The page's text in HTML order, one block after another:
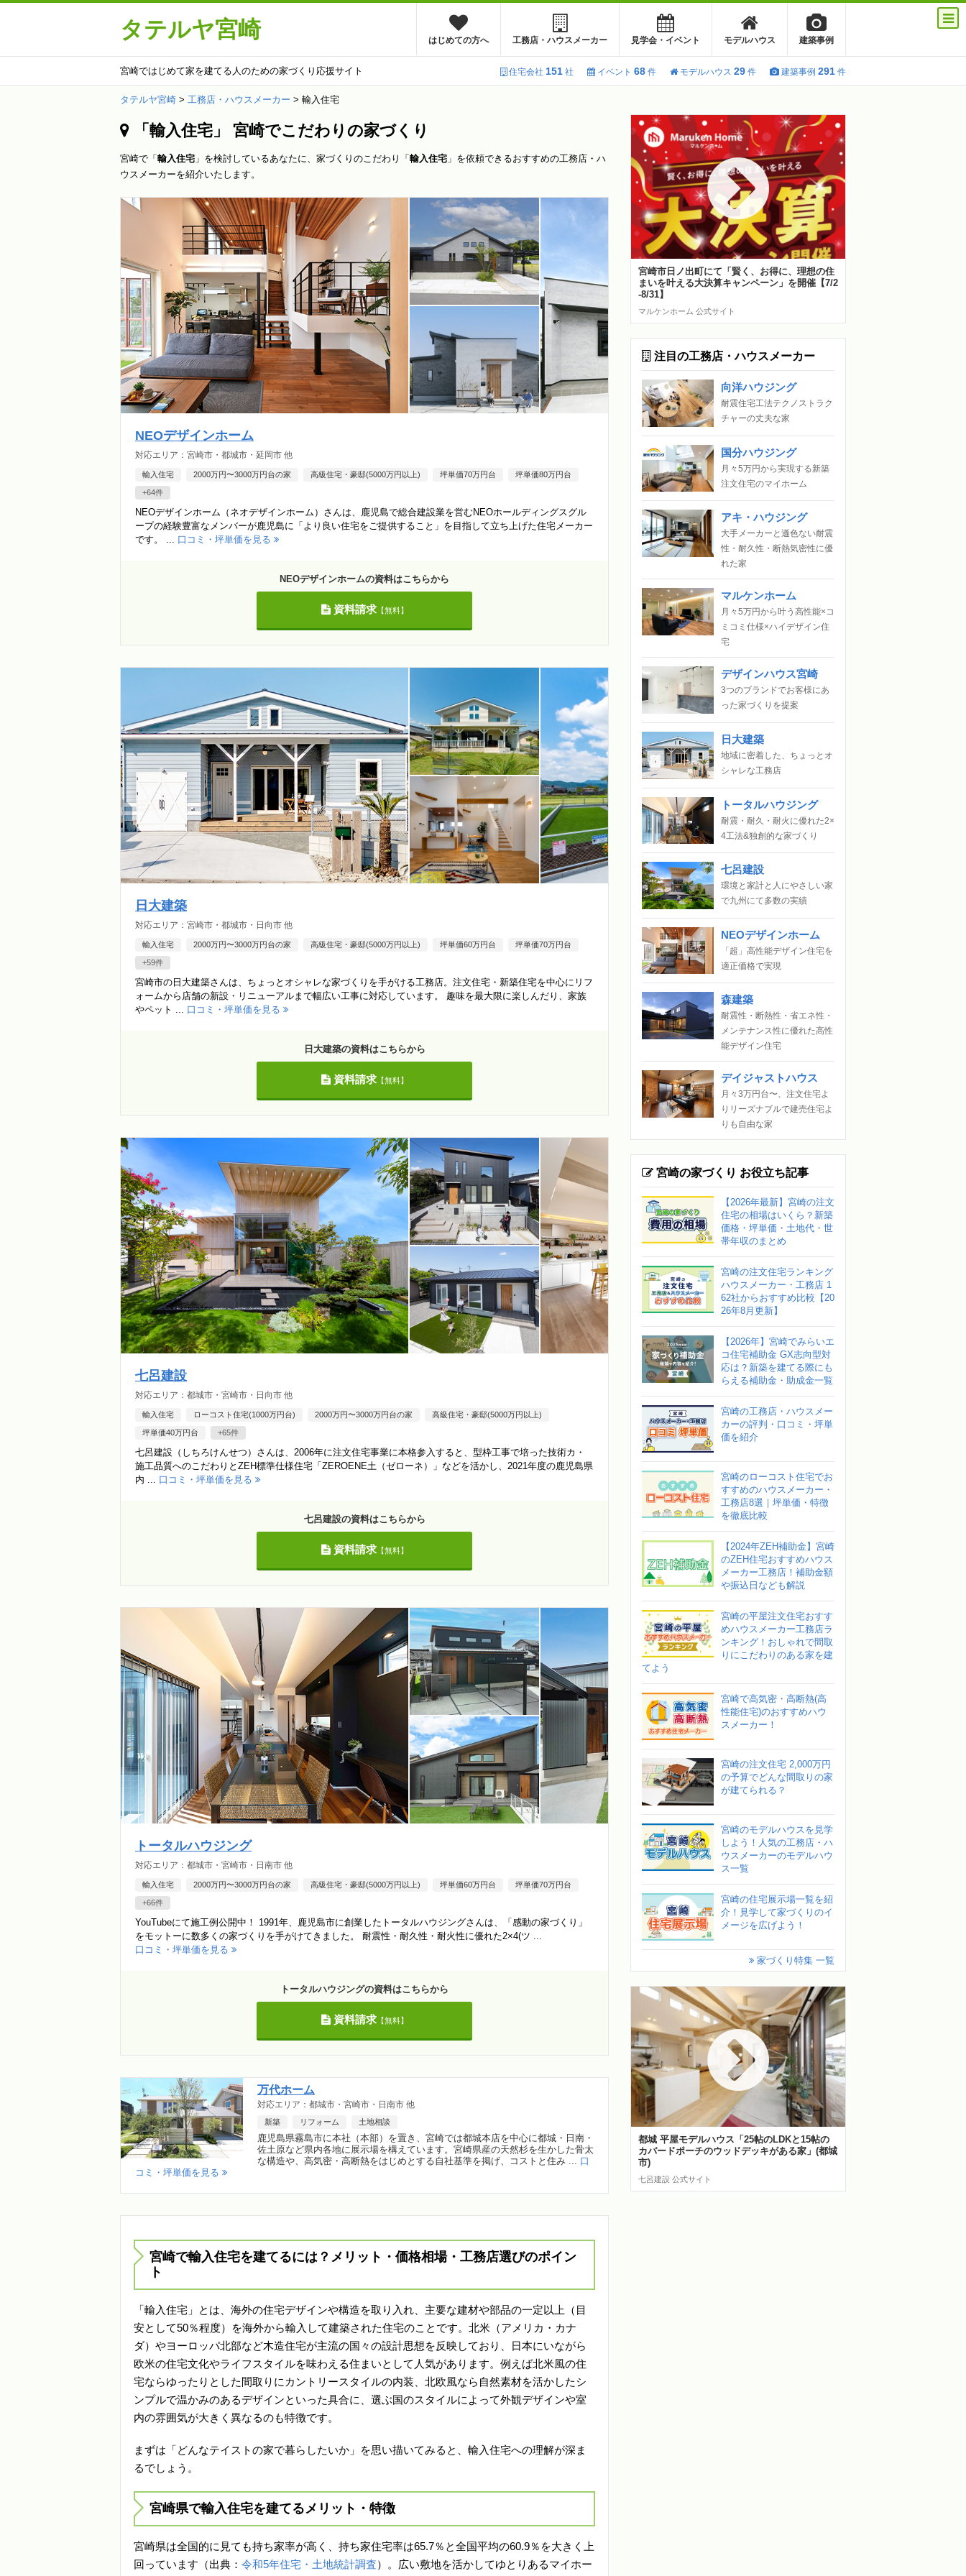
タテルヤ宮崎 はじめての方へ 工務店・ハウスメーカー 見学会・イベント モデルハウス 建築事例
宮崎ではじめて家を建てる人のための家づくり応援サイト 住宅会社 151 社 イベント 68 件 モデルハウス 29 件 建築事例 291 件
タテルヤ宮崎 > 工務店・ハウスメーカー > 輸入住宅
「輸入住宅」 宮崎でこだわりの家づくり
宮崎で「 輸入住宅 」を検討しているあなたに、家づくりのこだわり「 輸入住宅 」を依頼できるおすすめの工務店・ハ
ウスメーカーを紹介いたします。
NEOデザインホーム
対応エリア：宮崎市・都城市・延岡市 他
輸入住宅 2000万円〜3000万円台の家 高級住宅・豪邸(5000万円以上) 坪単価70万円台 坪単価80万円台
+64件
NEOデザインホーム（ネオデザインホーム）さんは、鹿児島で総合建設業を営むNEOホールディングスグル
ープの経験豊富なメンバーが鹿児島に「より良い住宅をご提供すること」を目指して立ち上げた住宅メーカー
です。 ... 口コミ・坪単価を見る
NEOデザインホームの資料はこちらから
資料請求【無料】
日大建築
対応エリア：宮崎市・都城市・日向市 他
輸入住宅 2000万円〜3000万円台の家 高級住宅・豪邸(5000万円以上) 坪単価60万円台 坪単価70万円台
+59件
宮崎市の日大建築さんは、ちょっとオシャレな家づくりを手がける工務店。注文住宅・新築住宅を中心にリフ
ォームから店舗の新設・リニューアルまで幅広い工事に対応しています。 趣味を最大限に楽しんだり、家族
やペット ... 口コミ・坪単価を見る
日大建築の資料はこちらから
資料請求【無料】
七呂建設
対応エリア：都城市・宮崎市・日向市 他
輸入住宅 ローコスト住宅(1000万円台) 2000万円〜3000万円台の家 高級住宅・豪邸(5000万円以上)
坪単価40万円台 +65件
七呂建設（しちろけんせつ）さんは、2006年に注文住宅事業に本格参入すると、型枠工事で培った技術カ・
施工品質へのこだわりとZEH標準仕様住宅「ZEROENE土（ゼローネ）」などを活かし、2021年度の鹿児島県
内 ... 口コミ・坪単価を見る
七呂建設の資料はこちらから
資料請求【無料】
トータルハウジング
対応エリア：都城市・宮崎市・日南市 他
輸入住宅 2000万円〜3000万円台の家 高級住宅・豪邸(5000万円以上) 坪単価60万円台 坪単価70万円台
+66件
YouTubeにて施工例公開中！ 1991年、鹿児島市に創業したトータルハウジングさんは、「感動の家づくり」
をモットーに数多くの家づくりを手がけてきました。 耐震性・耐久性・耐火性に優れた2×4(ツ ...
口コミ・坪単価を見る
トータルハウジングの資料はこちらから
資料請求【無料】
万代ホーム
対応エリア：都城市・宮崎市・日南市 他
新築 リフォーム 土地相談
鹿児島県霧島市に本社（本部）を置き、宮崎では都城本店を中心に都城・日南・
佐土原など県内各地に展示場を構えています。宮崎県産の天然杉を生かした骨太
な構造や、高気密・高断熱をはじめとする自社基準を掲げ、コストと住み ... 口
コミ・坪単価を見る
宮崎で輸入住宅を建てるには？メリット・価格相場・工務店選びのポイン
ト
「輸入住宅」とは、海外の住宅デザインや構造を取り入れ、主要な建材や部品の一定以上（目
安として50％程度）を海外から輸入して建築された住宅のことです。北米（アメリカ・カナ
ダ）やヨーロッパ北部など木造住宅が主流の国々の設計思想を反映しており、日本にいながら
欧米の住宅文化やライフスタイルを味わえる住まいとして人気があります。例えば北米風の住
宅ならゆったりとした間取りにカントリースタイルの内装、北欧風なら自然素材を活かしたシ
ンプルで温かみのあるデザインといった具合に、選ぶ国のスタイルによって外観デザインや室
内の雰囲気が大きく異なるのも特徴です。
まずは「どんなテイストの家で暮らしたいか」を思い描いてみると、輸入住宅への理解が深ま
るでしょう。
宮崎県で輸入住宅を建てるメリット・特徴
宮崎県は全国的に見ても持ち家率が高く、持ち家住宅率は65.7％と全国平均の60.9％を大きく上
回っています（出典： 令和5年住宅・土地統計調査）。広い敷地を活かしてゆとりあるマイホー
宮崎市日ノ出町にて「賢く、お得に、理想の住
まいを叶える大決算キャンペーン」を開催【7/2
-8/31】
マルケンホーム 公式サイト
注目の工務店・ハウスメーカー
向洋ハウジング
耐震住宅工法テクノストラク
チャーの丈夫な家
国分ハウジング
月々5万円から実現する新築
注文住宅のマイホーム
アキ・ハウジング
大手メーカーと遜色ない耐震
性・耐久性・断熱気密性に優
れた家
マルケンホーム
月々5万円から叶う高性能×コ
ミコミ仕様×ハイデザイン住
宅
デザインハウス宮崎
3つのブランドでお客様にあ
った家づくりを提案
日大建築
地域に密着した、ちょっとオ
シャレな工務店
トータルハウジング
耐震・耐久・耐火に優れた2×
4工法&独創的な家づくり
七呂建設
環境と家計と人にやさしい家
で九州にて多数の実績
NEOデザインホーム
「超」高性能デザイン住宅を
適正価格で実現
森建築
耐震性・断熱性・省エネ性・
メンテナンス性に優れた高性
能デザイン住宅
デイジャストハウス
月々3万円台〜、注文住宅よ
りリーズナブルで建売住宅よ
りも自由な家
宮崎の家づくり お役立ち記事
【2026年最新】宮崎の注文
住宅の相場はいくら？新築
価格・坪単価・土地代・世
帯年収のまとめ
宮崎の注文住宅ランキング
ハウスメーカー・工務店 1
62社からおすすめ比較【20
26年8月更新】
【2026年】宮崎でみらいエ
コ住宅補助金 GX志向型対
応は？新築を建てる際にも
らえる補助金・助成金一覧
宮崎の工務店・ハウスメー
カーの評判・口コミ・坪単
価を紹介
宮崎のローコスト住宅でお
すすめのハウスメーカー・
工務店8選｜坪単価・特徴
を徹底比較
【2024年ZEH補助金】宮崎
のZEH住宅おすすめハウス
メーカー工務店！補助金額
や振込日なども解説
宮崎の平屋注文住宅おすす
めハウスメーカー工務店ラ
ンキング！おしゃれで間取
りにこだわりのある家を建
てよう
宮崎で高気密・高断熱(高
性能住宅)のおすすめハウ
スメーカー！
宮崎の注文住宅 2,000万円
の予算でどんな間取りの家
が建てられる？
宮崎のモデルハウスを見学
しよう！人気の工務店・ハ
ウスメーカーのモデルハウ
ス一覧
宮崎の住宅展示場一覧を紹
介！見学して家づくりのイ
メージを広げよう！
家づくり特集 一覧
都城 平屋モデルハウス「25帖のLDKと15帖の
カバードポーチのウッドデッキがある家」(都城
市)
七呂建設 公式サイト